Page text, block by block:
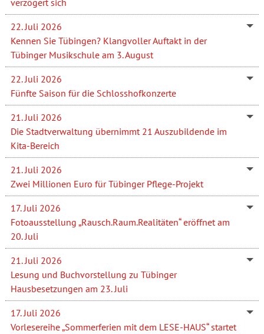
22. Juli 2026
Kennen Sie Tübingen? Klangvoller Auftakt in der
Tübinger Musikschule am 3. August
22. Juli 2026
Fünfte Saison für die Schlosshofkonzerte
21. Juli 2026
Die Stadtverwaltung übernimmt 21 Auszubildende im
Kita-Bereich
21. Juli 2026
Zwei Millionen Euro für Tübinger Pflege-Projekt
17. Juli 2026
Fotoausstellung „Rausch.Raum.Realitäten“ eröffnet am
20. Juli
21. Juli 2026
Lesung und Buchvorstellung zu Tübinger
Hausbesetzungen am 23. Juli
17. Juli 2026
Vorlesereihe „Sommerferien mit dem LESE-HAUS“ startet